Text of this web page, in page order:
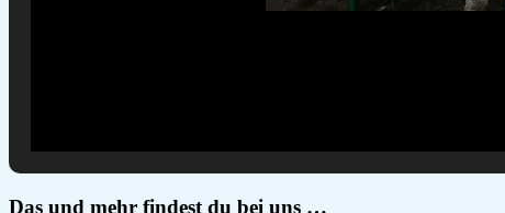
Das und mehr findest du bei uns …